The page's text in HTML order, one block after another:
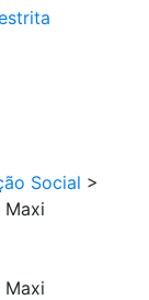
Social >
Maxi
Maxi